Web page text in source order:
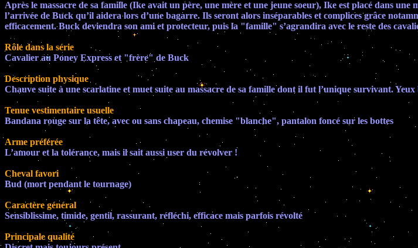
Après le massacre de sa famille (Ike avait un père, une mère et une jeune soeur), Ike est placé dans
l’arrivée de Buck qu’il aidera lors d’une bagarre. Ils seront alors inséparables et complices grâce
efficacement. Buck deviendra son ami et protecteur, puis la "famille" s’agrandira avec le reste des
Rôle dans la série
Cavalier au Poney Express et "frère" de Buck
Description physique
Chauve suite à une scarlatine et muet suite au massacre de sa famille dont il fut l’unique survivant.
Tenue vestimentaire usuelle
Bandana rouge sur la tête, avec ou sans chapeau, chemise "blanche", pantalon foncé sur les bottes
Arme préférée
L’amour et la tolérance, mais il sait aussi user du révolver !
Cheval favori
Bud (mort pendant le tournage)
Caractère général
Sensiblissime, timide, gentil, rassurant, réfléchi, efficace mais parfois révolté
Principale qualité